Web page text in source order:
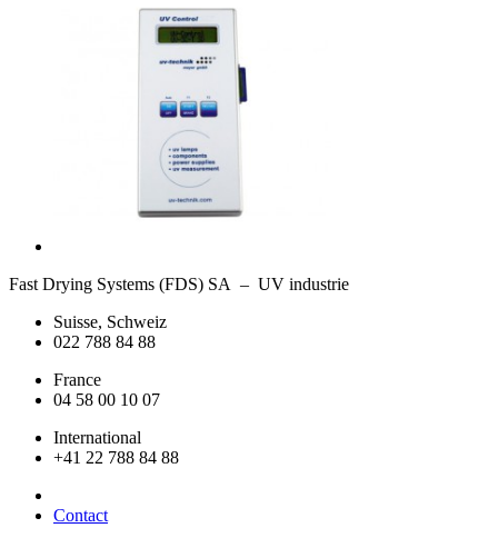
Fast Drying Systems (FDS) SA – UV industrie
Suisse, Schweiz
022 788 84 88
France
04 58 00 10 07
International
+41 22 788 84 88
Contact